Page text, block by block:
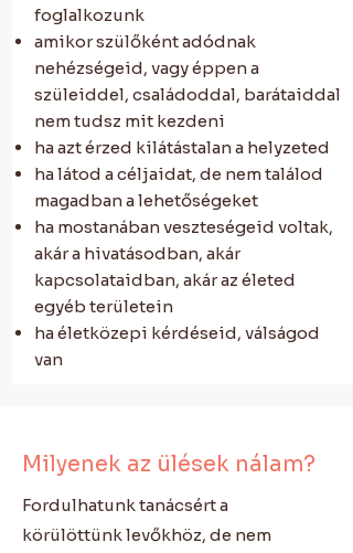
foglalkozunk
amikor szülőként adódnak
nehézségeid, vagy éppen a
szüleiddel, családoddal, barátaiddal
nem tudsz mit kezdeni
ha azt érzed kilátástalan a helyzeted
ha látod a céljaidat, de nem találod
magadban a lehetőségeket
ha mostanában veszteségeid voltak,
akár a hivatásodban, akár
kapcsolataidban, akár az életed
egyéb területein
ha életközepi kérdéseid, válságod
van
Milyenek az ülések nálam?
Fordulhatunk tanácsért a
körülöttünk levőkhöz, de nem